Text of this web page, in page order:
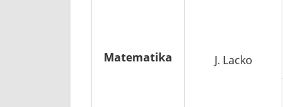
Matematika J. Lacko